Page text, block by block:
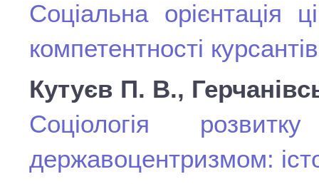
Соціальна орієнтація
компетентності курсантів
Кутуєв П. В.,
Соціологія
державоцентризмом: